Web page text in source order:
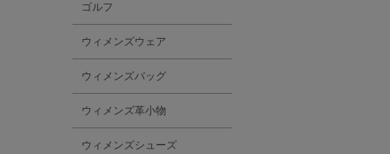
ALBERT THURSTON
ALESSANDRO
GHERARDI
ALL THE WAYS TO SAY
ゴルフ
ウィメンズウェア
ウィメンズバッグ
ウィメンズ革小物
ウィメンズシューズ